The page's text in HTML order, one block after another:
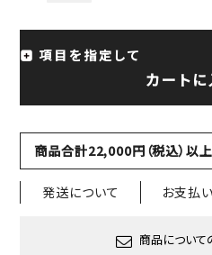
項目を指定して
カート
商品合計22,000円（税込）以
発送について お支払
商品について